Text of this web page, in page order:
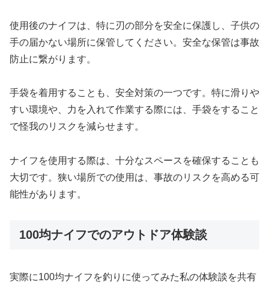
使用後のナイフは、特に刃の部分を安全に保護し、子供の
手の届かない場所に保管してください。安全な保管は事故
防止に繋がります。
手袋を着用することも、安全対策の一つです。特に滑りや
すい環境や、力を入れて作業する際には、手袋をすること
で怪我のリスクを減らせます。
ナイフを使用する際は、十分なスペースを確保することも
大切です。狭い場所での使用は、事故のリスクを高める可
能性があります。
100均ナイフでのアウトドア体験談
実際に100均ナイフを釣りに使ってみた私の体験談を共有